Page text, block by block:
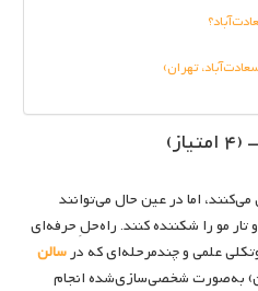
تهران)
اما در عین حال می‌توانند
تار مو را شکننده کنند. راه‌حلِ حرفه‌ای
علمی و چندمرحله‌ای که در سالن
به‌صورت شخصی‌سازی‌شده انجام